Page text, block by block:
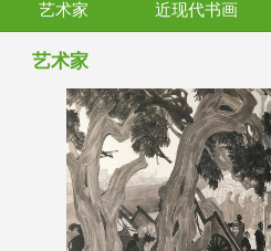
艺术家 近现代书画
艺术家